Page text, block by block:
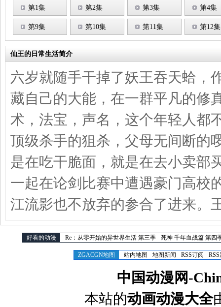
第1集 第2集 第3集 第4集
第9集 第10集 第11集 第12集
仙王的日常生活简介
六岁就随手干掉了妖王吞天蛤，
藏自己的大能，在一群平凡的修
术，法宝，声名，这个年轻人都
顶级杀手的狙杀，父母无间断的
是在吃干脆面，就是在去小卖部
一起在论剑比赛中遭遇豪门高校
江流影也不放弃的参合了进来。
好看的动漫 Re：从零开始的异世界生活 第三季 死神 千年血战篇 第四
ZGACGN地图 站内地图 地图新闻 RSS订阅
中国动漫网-
本站的动画动漫大全